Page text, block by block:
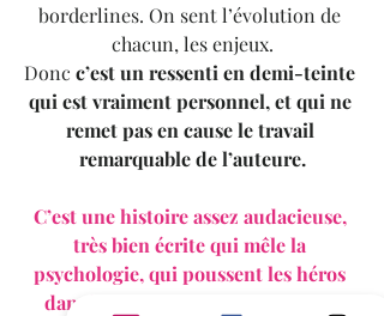
borderlines. On sent l’évolution de
chacun, les enjeux.
Donc c’est un ressenti en demi-teinte
qui est vraiment personnel, et qui ne
remet pas en cause le travail
remarquable de l’auteure.
C’est une histoire assez audacieuse,
très bien écrite qui mêle la
psychologie, qui poussent les héros
dans leur retranchement et leurs